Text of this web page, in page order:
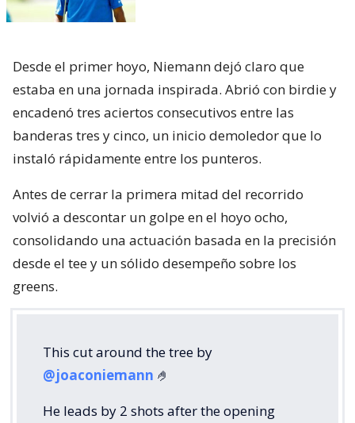
Desde el primer hoyo, Niemann dejó claro que
estaba en una jornada inspirada. Abrió con birdie y
encadenó tres aciertos consecutivos entre las
banderas tres y cinco, un inicio demoledor que lo
instaló rápidamente entre los punteros.
Antes de cerrar la primera mitad del recorrido
volvió a descontar un golpe en el hoyo ocho,
consolidando una actuación basada en la precisión
desde el tee y un sólido desempeño sobre los
greens.
This cut around the tree by
@joaconiemann 🤌
He leads by 2 shots after the opening